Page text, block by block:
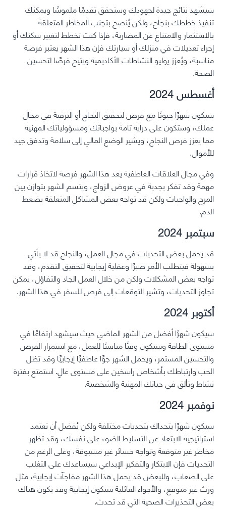
سيشهد نتائج جيدة لجهودك وستحقق تقدمًا ملموسًا ويمكنك
تنفيذ خططك بنجاح، ولكن يُنصح بتجنب المخاطر المتعلقة
بالاستثمار والامتناع عن المضاربة، فإذا كنت تخطط لتغيير سكنك أو
إجراء تعديلات في منزلك أو سيارتك فإن هذا الشهر يعتبر فرصة
مناسبة، ويُعزز يوليو النشاطات الأكاديمية ويتيح فرصًا لتحسين
الصحة.
أغسطس 2024
سيكون شهرًا حيويًا مع فرص لتحقيق النجاح أو الترقية في مجال
عملك، وستكون على دراية تامة بواجباتك ومسؤولياتك المهنية
مما يعزز فرص النجاح، ويشير الوضع المالي إلى سلامة وتدفق جيد
للأموال.
وفي مجال العلاقات العاطفية يعد هذا الشهر فرصة لاتخاذ قرارات
مهمة وقد تفكر بجدية في عروض الزواج، ويتسم الشهر بتوازن بين
المرح والواجبات ولكن قد تواجه بعض المشاكل المتعلقة بضغط
الدم.
سبتمبر 2024
قد يحمل بعض التحديات في مجال العمل، والنجاح قد لا يأتي
بسهولة فيتطلب الأمر صبرًا وعقلية إيجابية لتحقيق التقدم، وقد
تواجه بعض المشكلات ولكن من خلال العمل الجاد والتفاؤل، يمكن
تجاوز التحديات، وتشير التوقعات إلى فرص للسفر في هذا الشهر.
أكتوبر 2024
سيكون شهرًا أفضل من الشهر الماضي حيث سيشهد ارتفاعًا في
مستوى الطاقة وسيكون وقتًا مناسبًا للعمل، مع استمرار الفرص
والتحسين المستمر، ويحمل الشهر جوًا عاطفيًا إيجابيًا وقد تظل
الحب وارتباطك بأشخاص راسخين على مستوى عالٍ. استمتع بفترة
نشاط وتألق في حياتك المهنية والشخصية.
نوفمبر 2024
سيكون شهرًا يتحداك بتحديات مختلفة ولكن يُفضل أن تعتمد
استراتيجية الابتعاد عن التسليط الضوء على نفسك، وقد تظهر
مخاطر غير متوقعة وتواجه خسائر غير مسبوقة، وعلى الرغم من
التحديات فإن الابتكار والتفكير الإبداعي سيساعدك على التغلب
على الصعاب، وللبعض قد يحمل هذا الشهر مفاجآت إيجابية، مثل
ورث غير متوقع، والأجواء العائلية ستكون إيجابية وقد يكون هناك
بعض التحذيرات الصحية التي قد تحدث.